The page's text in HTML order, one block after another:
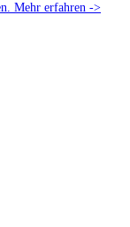
Mehr erfahren ->